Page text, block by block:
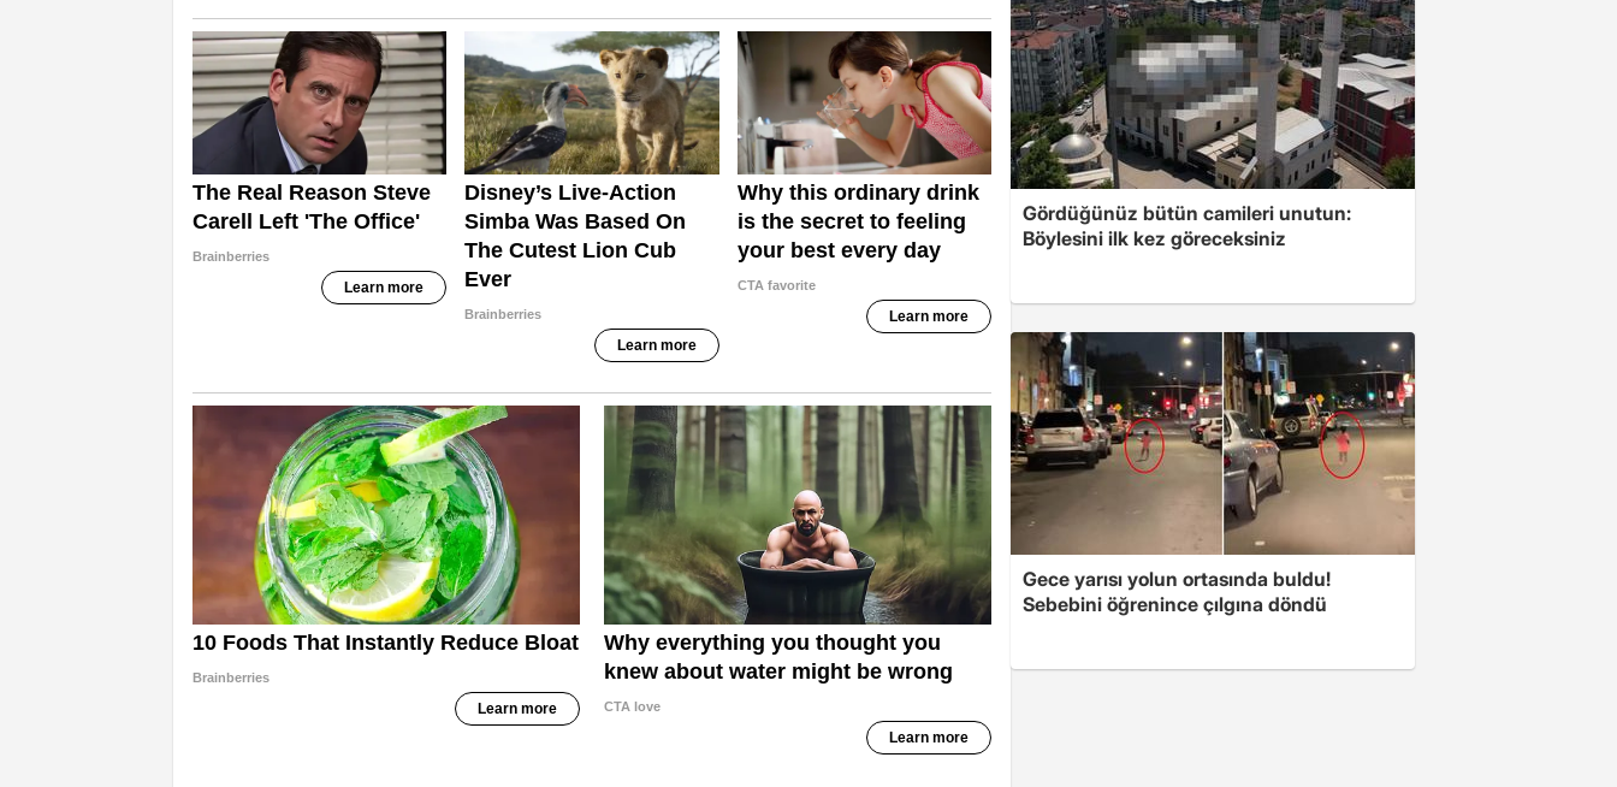
Gördüğünüz bütün camileri unutun:
Böylesini ilk kez göreceksiniz
Gece yarısı yolun ortasında buldu!
Sebebini öğrenince çılgına döndü